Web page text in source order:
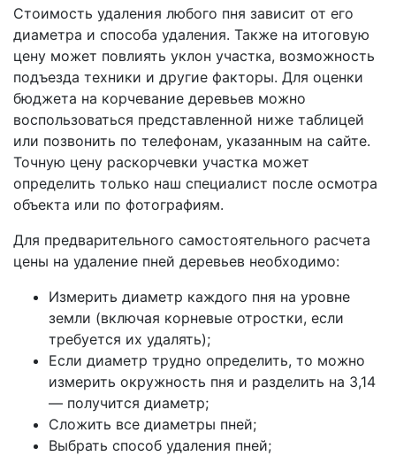
Стоимость удаления любого пня зависит от его
диаметра и способа удаления. Также на итоговую
цену может повлиять уклон участка, возможность
подъезда техники и другие факторы. Для оценки
бюджета на корчевание деревьев можно
воспользоваться представленной ниже таблицей
или позвонить по телефонам, указанным на сайте.
Точную цену раскорчевки участка может
определить только наш специалист после осмотра
объекта или по фотографиям.
Для предварительного самостоятельного расчета
цены на удаление пней деревьев необходимо:
Измерить диаметр каждого пня на уровне
земли (включая корневые отростки, если
требуется их удалять);
Если диаметр трудно определить, то можно
измерить окружность пня и разделить на 3,14
— получится диаметр;
Сложить все диаметры пней;
Выбрать способ удаления пней;